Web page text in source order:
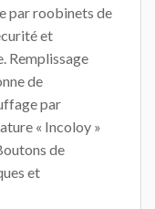
par roobinets de
et
Remplissage
de
par
« Incoloy »
de
et